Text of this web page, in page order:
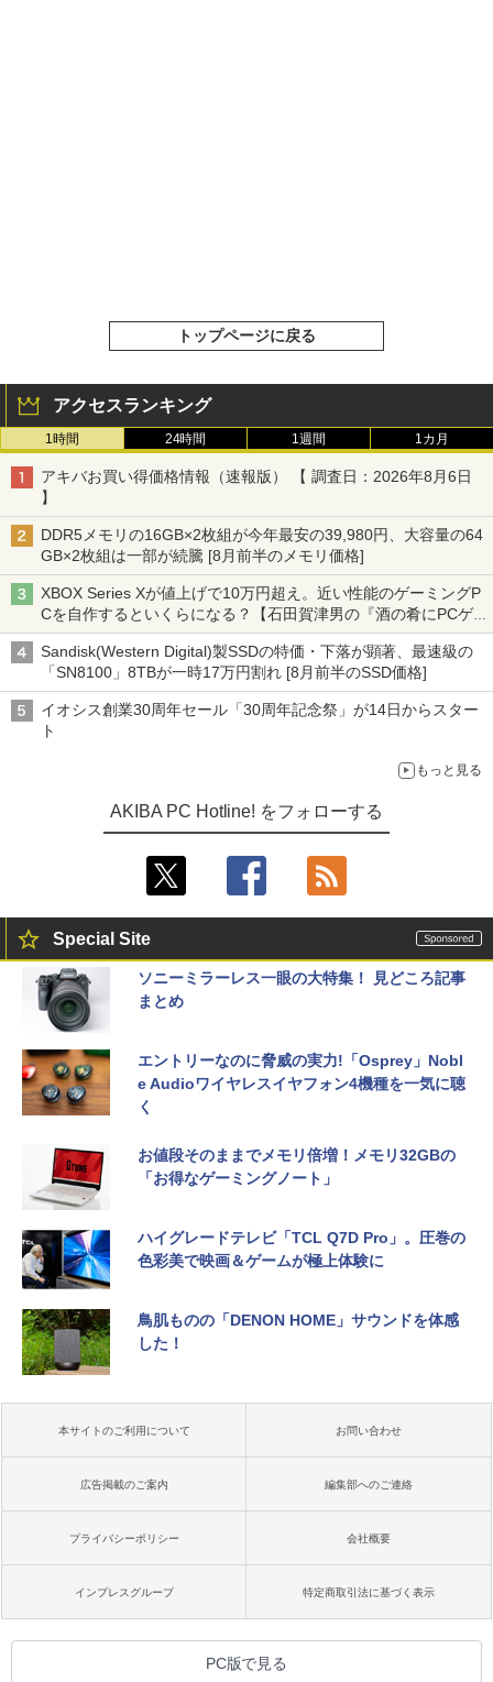
トップページに戻る
アクセスランキング
1時間 24時間 1週間 1カ月
アキバお買い得価格情報（速報版） 【 調査日：2026年8月6日
】
DDR5メモリの16GB×2枚組が今年最安の39,980円、大容量の64
GB×2枚組は一部が続騰 [8月前半のメモリ価格]
XBOX Series Xが値上げで10万円超え。近い性能のゲーミングP
Cを自作するといくらになる？【石田賀津男の『酒の肴にPCゲ
ーム』】
Sandisk(Western Digital)製SSDの特価・下落が顕著、最速級の
「SN8100」8TBが一時17万円割れ [8月前半のSSD価格]
イオシス創業30周年セール「30周年記念祭」が14日からスター
ト
もっと見る
AKIBA PC Hotline! をフォローする
Special Site
ソニーミラーレス一眼の大特集！ 見どころ記事
まとめ
エントリーなのに脅威の実力!「Osprey」Nobl
e Audioワイヤレスイヤフォン4機種を一気に聴
く
お値段そのままでメモリ倍増！メモリ32GBの
「お得なゲーミングノート」
ハイグレードテレビ「TCL Q7D Pro」。圧巻の
色彩美で映画＆ゲームが極上体験に
鳥肌ものの「DENON HOME」サウンドを体感
した！
本サイトのご利用について お問い合わせ
広告掲載のご案内 編集部へのご連絡
プライバシーポリシー 会社概要
インプレスグループ 特定商取引法に基づく表示
PC版で見る